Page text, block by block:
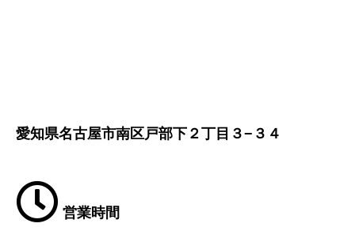
愛知県名古屋市南区戸部下２丁目３−３４
営業時間